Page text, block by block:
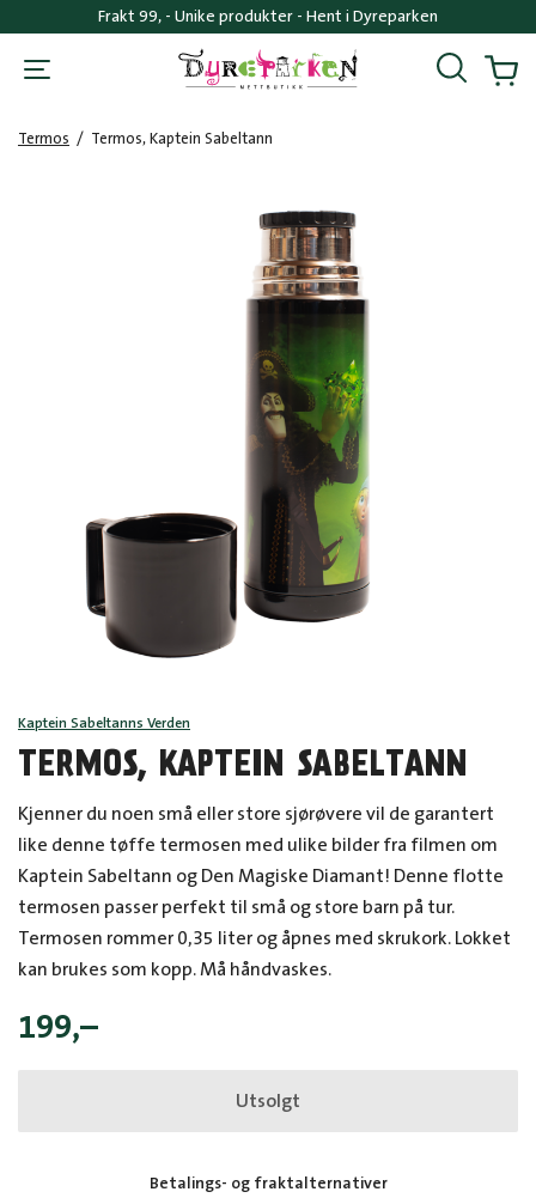
Frakt 99, - Unike produkter - Hent i Dyreparken
Søk
Termos / Termos, Kaptein Sabeltann
Kaptein Sabeltanns Verden
TERMOS, KAPTEIN SABELTANN
Kjenner du noen små eller store sjørøvere vil de garantert
like denne tøffe termosen med ulike bilder fra filmen om
Kaptein Sabeltann og Den Magiske Diamant! Denne flotte
termosen passer perfekt til små og store barn på tur.
Termosen rommer 0,35 liter og åpnes med skrukork. Lokket
kan brukes som kopp. Må håndvaskes.
199,–
Utsolgt
Betalings- og fraktalternativer